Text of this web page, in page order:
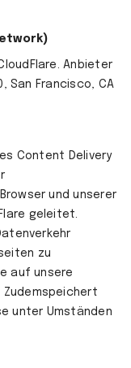
Anbieter
San Francisco, CA
Content Delivery
und unserer
geleitet.
zu
auf unsere
Zudemspeichert
unter Umständen